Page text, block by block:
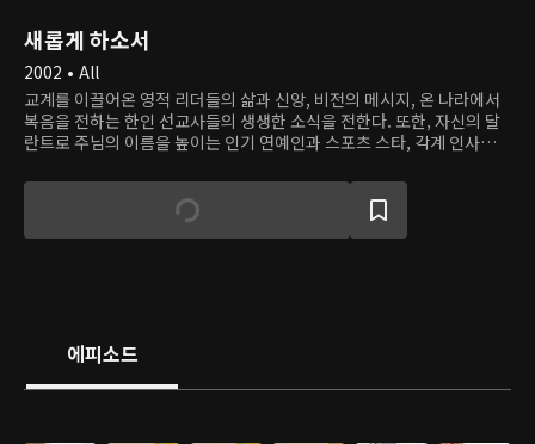
새롭게 하소서
2002 • All
교계를 이끌어온 영적 리더들의 삶과 신앙, 비전의 메시지, 온 나라에서
복음을 전하는 한인 선교사들의 생생한 소식을 전한다. 또한, 자신의 달
란트로 주님의 이름을 높이는 인기 연예인과 스포츠 스타, 각계 인사들의
에피소드